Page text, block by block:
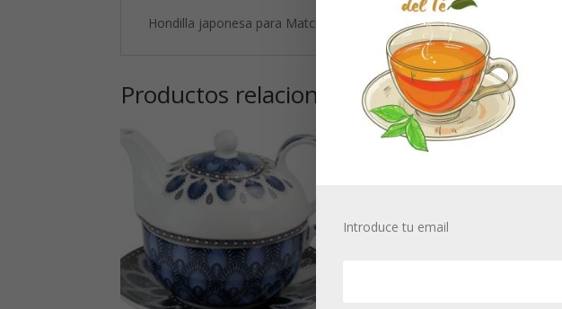
Hondilla japonesa para Matcha 400 ml, Ø 110 x 75 mm.
Productos relacionados
Introduce tu email